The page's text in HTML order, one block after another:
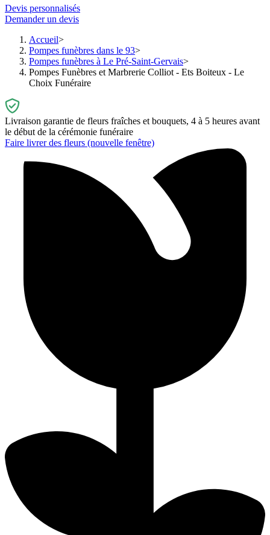
Devis personnalisés
Demander un devis
Accueil
Pompes funèbres dans le 93
Pompes funèbres à Le Pré-Saint-Gervais
Pompes Funèbres et Marbrerie Colliot - Ets Boiteux - Le
Choix Funéraire
Livraison garantie de fleurs fraîches et bouquets, 4 à 5 heures avant
le début de la cérémonie funéraire
Faire livrer des fleurs (nouvelle fenêtre)